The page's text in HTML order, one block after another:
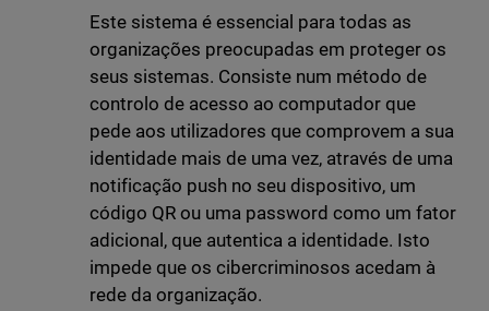
Este sistema é essencial para todas as
organizações preocupadas em proteger os
seus sistemas. Consiste num método de
controlo de acesso ao computador que
pede aos utilizadores que comprovem a sua
identidade mais de uma vez, através de uma
notificação push no seu dispositivo, um
código QR ou uma password como um fator
adicional, que autentica a identidade. Isto
impede que os cibercriminosos acedam à
rede da organização.